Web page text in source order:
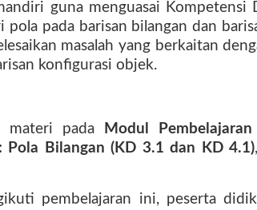
guna menguasai Kompetensi
pola pada barisan bilangan dan
masalah yang berkaitan
konfigurasi objek.
materi pada
Modul
Pola Bilangan (KD 3.1 dan KD 4.1)
pembelajaran ini, peserta